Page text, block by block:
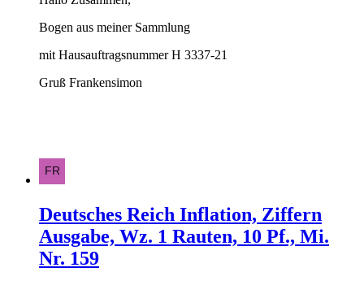
Bogen aus meiner Sammlung
mit Hausauftragsnummer H 3337-21
Gruß Frankensimon
Deutsches Reich Inflation, Ziffern
Ausgabe, Wz. 1 Rauten, 10 Pf., Mi.
Nr. 159